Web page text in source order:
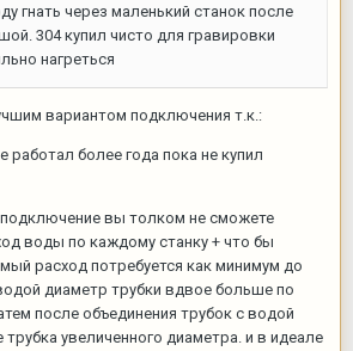
гнать через маленький станок после
304 купил чисто для гравировки
нагреться
вариантом подключения т.к.:
работал более года пока не купил
вы толком не сможете
воды по каждому станку + что бы
расход потребуется как минимум до
диаметр трубки вдвое больше по
после объединения трубок с водой
увеличенного диаметра. и в идеале